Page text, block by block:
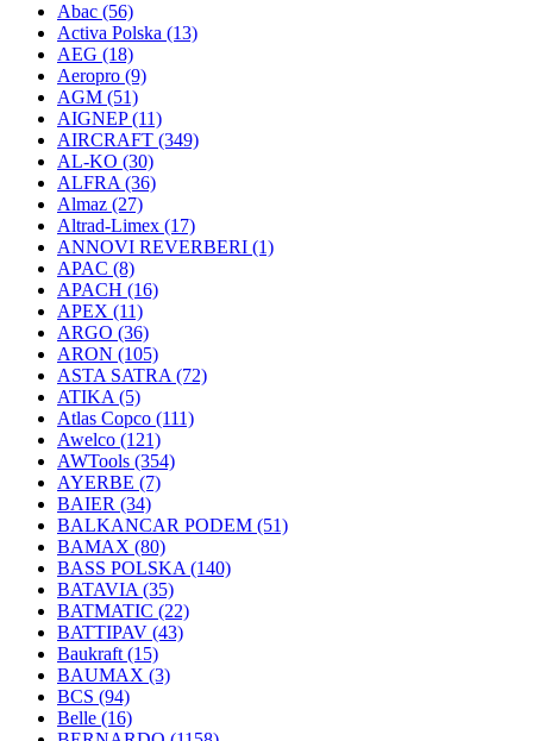
Abac (56)
Activa Polska (13)
AEG (18)
Aeropro (9)
AGM (51)
AIGNEP(11)
AIRCRAFT (349)
AL-KO (30)
ALFRA (36)
Almaz (27)
Altrad-Limex (17)
ANNOVI REVERBERI (1)
APAC (8)
APACH (16)
APEX (11)
ARGO (36)
ARON (105)
ASTA SATRA (72)
ATIKA (5)
Atlas Copco (111)
Awelco (121)
AWTools (354)
AYERBE (7)
BAIER (34)
BALKANCAR PODEM (51)
BAMAX (80)
BASS POLSKA (140)
BATAVIA (35)
BATMATIC (22)
BATTIPAV (43)
Baukraft (15)
BAUMAX (3)
BCS (94)
Belle (16)